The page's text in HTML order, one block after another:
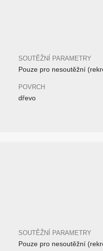
SOUTĚŽNÍ PARAMETRY
Pouze pro nesoutěžní
POVRCH
dřevo
SOUTĚŽNÍ PARAMETRY
Pouze pro nesoutěžní